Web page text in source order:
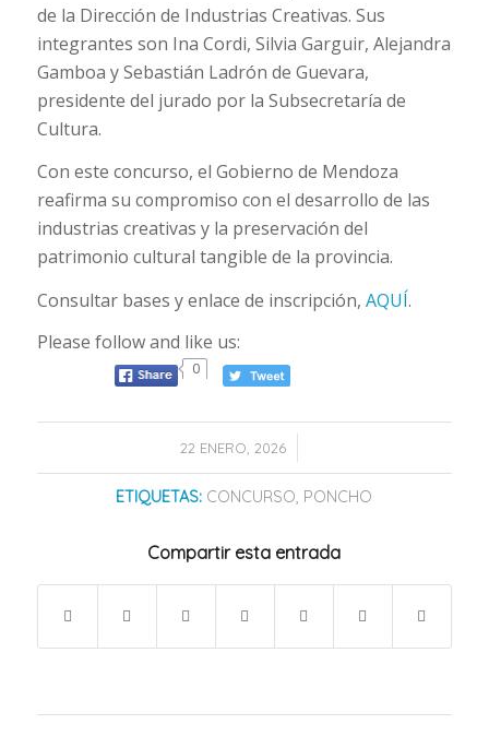
de la Dirección de Industrias Creativas. Sus
integrantes son Ina Cordi, Silvia Garguir, Alejandra
Gamboa y Sebastián Ladrón de Guevara,
presidente del jurado por la Subsecretaría de
Cultura.
Con este concurso, el Gobierno de Mendoza
reafirma su compromiso con el desarrollo de las
industrias creativas y la preservación del
patrimonio cultural tangible de la provincia.
Consultar bases y enlace de inscripción, AQUÍ.
Please follow and like us:
0
22 ENERO, 2026
/
ETIQUETAS: CONCURSO PONCHO
Compartir esta entrada